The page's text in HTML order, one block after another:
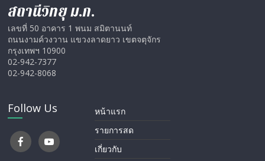
สถานีวิทยุ ม.ก.
เลขที่ 50 อาคาร 1 พนม สมิตานนท์
ถนนงามค์วงวาน แขวงลาดยาว เขตจตุจักร
กรุงเทพฯ 10900
02-942-7377
02-942-8068
Follow Us
หน้าแรก
รายการสด
เกี่ยวกับ